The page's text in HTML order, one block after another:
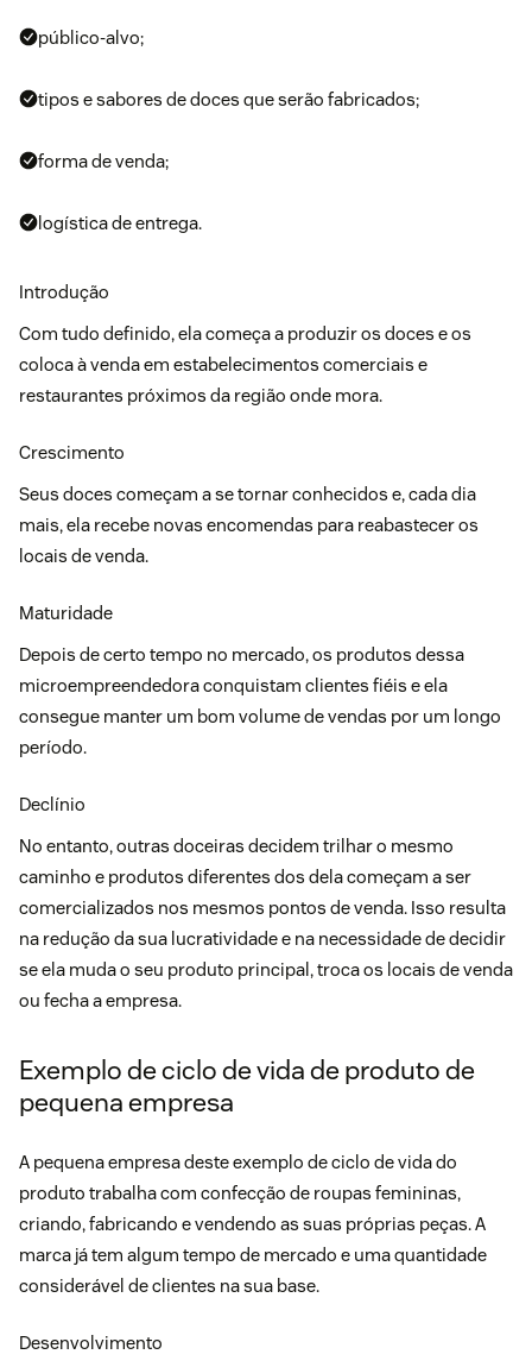
público-alvo;
tipos e sabores de doces que serão fabricados;
forma de venda;
logística de entrega.
Introdução
Com tudo definido, ela começa a produzir os doces e os
coloca à venda em estabelecimentos comerciais e
restaurantes próximos da região onde mora.
Crescimento
Seus doces começam a se tornar conhecidos e, cada dia
mais, ela recebe novas encomendas para reabastecer os
locais de venda.
Maturidade
Depois de certo tempo no mercado, os produtos dessa
microempreendedora conquistam clientes fiéis e ela
consegue manter um bom volume de vendas por um longo
período.
Declínio
No entanto, outras doceiras decidem trilhar o mesmo
caminho e produtos diferentes dos dela começam a ser
comercializados nos mesmos pontos de venda. Isso resulta
na redução da sua lucratividade e na necessidade de decidir
se ela muda o seu produto principal, troca os locais de venda
ou fecha a empresa.
Exemplo de ciclo de vida de produto de
pequena empresa
A pequena empresa deste exemplo de ciclo de vida do
produto trabalha com confecção de roupas femininas,
criando, fabricando e vendendo as suas próprias peças. A
marca já tem algum tempo de mercado e uma quantidade
considerável de clientes na sua base.
Desenvolvimento